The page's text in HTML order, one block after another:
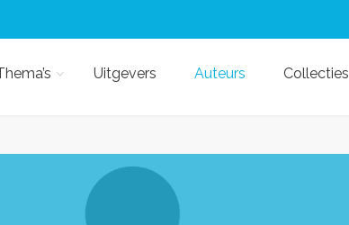
Uitgevers Auteurs Collecties